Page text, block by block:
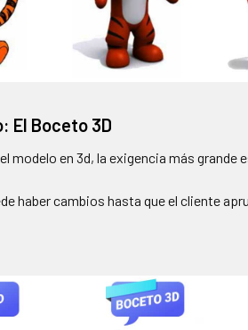
El Boceto 3D
modelo en 3d, la exigencia más grande
haber cambios hasta que el cliente